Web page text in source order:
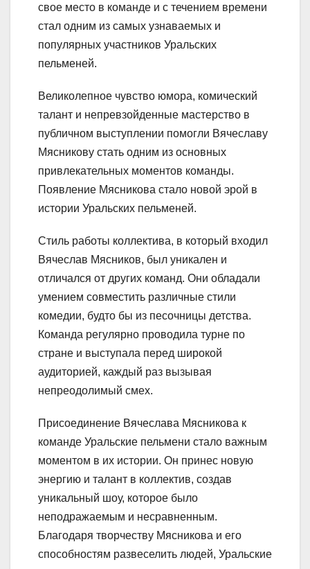
свое место в команде и с течением времени
стал одним из самых узнаваемых и
популярных участников Уральских
пельменей.
Великолепное чувство юмора, комический
талант и непревзойденные мастерство в
публичном выступлении помогли Вячеславу
Мясникову стать одним из основных
привлекательных моментов команды.
Появление Мясникова стало новой эрой в
истории Уральских пельменей.
Стиль работы коллектива, в который входил
Вячеслав Мясников, был уникален и
отличался от других команд. Они обладали
умением совместить различные стили
комедии, будто бы из песочницы детства.
Команда регулярно проводила турне по
стране и выступала перед широкой
аудиторией, каждый раз вызывая
непреодолимый смех.
Присоединение Вячеслава Мясникова к
команде Уральские пельмени стало важным
моментом в их истории. Он принес новую
энергию и талант в коллектив, создав
уникальный шоу, которое было
неподражаемым и несравненным.
Благодаря творчеству Мясникова и его
способностям развеселить людей, Уральские